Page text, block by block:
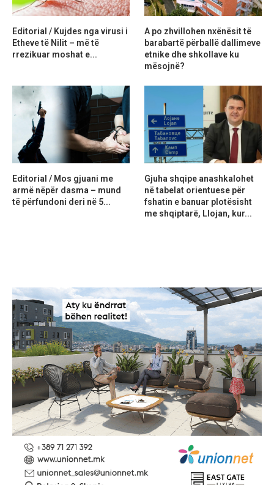
Editorial / Kujdes nga virusi i
Etheve të Nilit – më të
rrezikuar moshat e...
A po zhvillohen nxënësit të
barabartë përballë dallimeve
etnike dhe shkollave ku
mësojnë?
Editorial / Mos gjuani me
armë nëpër dasma – mund
të përfundoni deri në 5...
Gjuha shqipe anashkalohet
në tabelat orientuese për
fshatin e banuar plotësisht
me shqiptarë, Llojan, kur...